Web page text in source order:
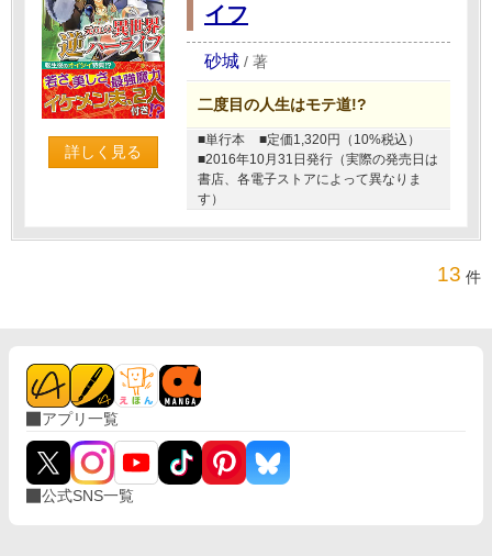
詳しく見る
イフ
砂城 / 著
二度目の人生はモテ道!?
■単行本
■定価1,320円（10%税込）
■2016年10月31日発行（実際の発売日は
書店、各電子ストアによって異なりま
す）
13 件
アプリ一覧
公式SNS一覧